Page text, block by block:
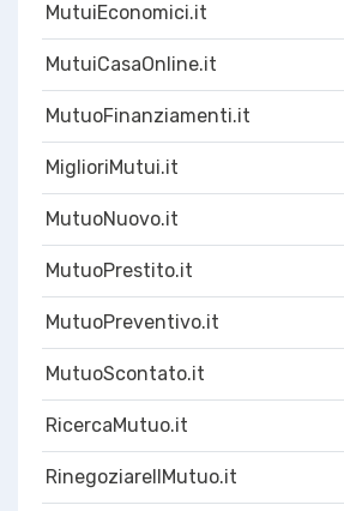
MutuiEconomici.it
MutuiCasaOnline.it
MutuoFinanziamenti.it
MiglioriMutui.it
MutuoNuovo.it
MutuoPrestito.it
MutuoPreventivo.it
MutuoScontato.it
RicercaMutuo.it
RinegoziareIlMutuo.it